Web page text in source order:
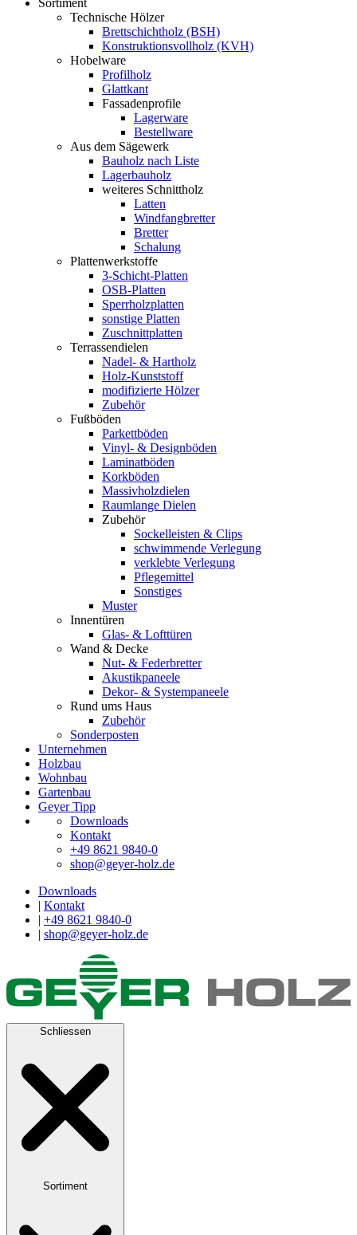
Technische Hölzer
Brettschichtholz (BSH)
Konstruktionsvollholz (KVH)
Hobelware
Profilholz
Glattkant
Fassadenprofile
Lagerware
Bestellware
Aus dem Sägewerk
Bauholz nach Liste
Lagerbauholz
weiteres Schnittholz
Latten
Windfangbretter
Bretter
Schalung
Plattenwerkstoffe
3-Schicht-Platten
OSB-Platten
Sperrholzplatten
sonstige Platten
Zuschnittplatten
Terrassendielen
Nadel- & Hartholz
Holz-Kunststoff
modifizierte Hölzer
Zubehör
Fußböden
Parkettböden
Vinyl- & Designböden
Laminatböden
Korkböden
Massivholzdielen
Raumlange Dielen
Zubehör
Sockelleisten & Clips
schwimmende Verlegung
verklebte Verlegung
Pflegemittel
Sonstiges
Muster
Innentüren
Glas- & Lofttüren
Wand & Decke
Nut- & Federbretter
Akustikpaneele
Dekor- & Systempaneele
Rund ums Haus
Zubehör
Sonderposten
Unternehmen
Holzbau
Wohnbau
Gartenbau
Geyer Tipp
Downloads
Kontakt
+49 8621 9840-0
shop@geyer-holz.de
Downloads
| Kontakt
| +49 8621 9840-0
| shop@geyer-holz.de
Schliessen
Sortiment